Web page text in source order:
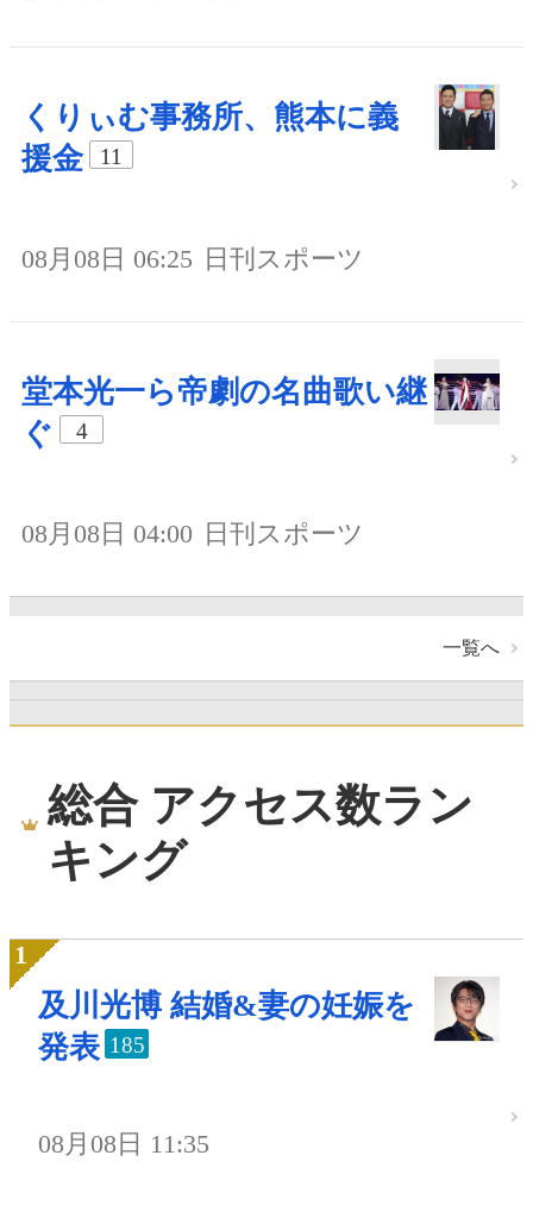
くりぃむ事務所、熊本に義
援金
11
08月08日 06:25 日刊スポーツ
堂本光一ら帝劇の名曲歌い継
ぐ
4
08月08日 04:00 日刊スポーツ
一覧へ
総合 アクセス数ラン
キング
及川光博 結婚&妻の妊娠を
発表 185
08月08日 11:35